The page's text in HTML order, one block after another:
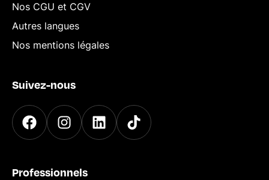
Nos CGU et CGV
Autres langues
Nos mentions légales
Suivez-nous
Professionnels